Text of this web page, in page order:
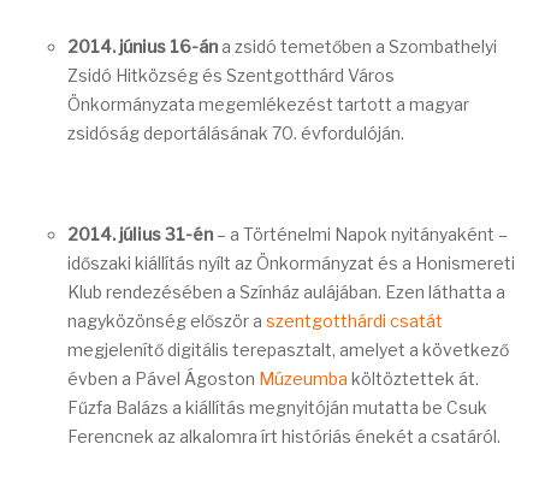
2014. június 16-án a zsidó temetőben a Szombathelyi
Zsidó Hitközség és Szentgotthárd Város
Önkormányzata megemlékezést tartott a magyar
zsidóság deportálásának 70. évfordulóján.
2014. július 31-én – a Történelmi Napok nyitányaként –
időszaki kiállítás nyílt az Önkormányzat és a Honismereti
Klub rendezésében a Színház aulájában. Ezen láthatta a
nagyközönség először a szentgotthárdi csatát
megjelenítő digitális terepasztalt, amelyet a következő
évben a Pável Ágoston Múzeumba költöztettek át.
Fűzfa Balázs a kiállítás megnyitóján mutatta be Csuk
Ferencnek az alkalomra írt históriás énekét a csatáról.